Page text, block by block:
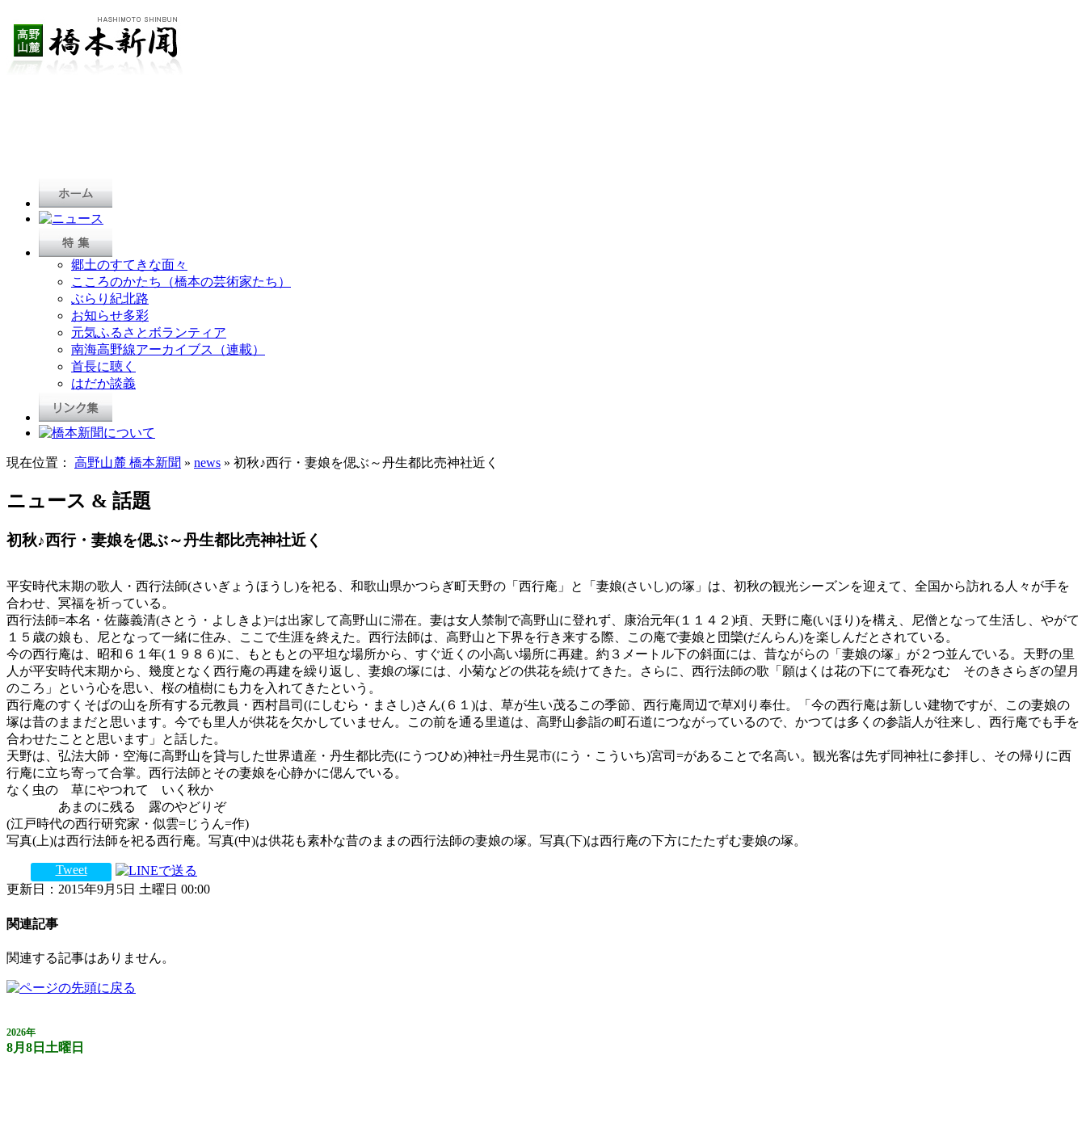
郷土のすてきな面々
こころのかたち（橋本の芸術家たち）
ぶらり紀北路
お知らせ多彩
元気ふるさとボランティア
南海高野線アーカイブス（連載）
首長に聴く
はだか談義
現在位置： 高野山麓 橋本新聞 » news » 初秋♪西行・妻娘を偲ぶ～丹生都比売神社近く
ニュース & 話題
初秋♪西行・妻娘を偲ぶ～丹生都比売神社近く
平安時代末期の歌人・西行法師(さいぎょうほうし)を祀る、和歌山県かつらぎ町天野の「西行庵」と「妻娘(さいし)の塚」は、初秋の観光シーズンを迎えて、全国から訪れる人々が手を
合わせ、冥福を祈っている。
西行法師=本名・佐藤義清(さとう・よしきよ)=は出家して高野山に滞在。妻は女人禁制で高野山に登れず、康治元年(１１４２)頃、天野に庵(いほり)を構え、尼僧となって生活し、やがて
１５歳の娘も、尼となって一緒に住み、ここで生涯を終えた。西行法師は、高野山と下界を行き来する際、この庵で妻娘と団欒(だんらん)を楽しんだとされている。
今の西行庵は、昭和６１年(１９８６)に、もともとの平坦な場所から、すぐ近くの小高い場所に再建。約３メートル下の斜面には、昔ながらの「妻娘の塚」が２つ並んでいる。天野の里
人が平安時代末期から、幾度となく西行庵の再建を繰り返し、妻娘の塚には、小菊などの供花を続けてきた。さらに、西行法師の歌「願はくは花の下にて春死なむ そのきさらぎの望月
のころ」という心を思い、桜の植樹にも力を入れてきたという。
西行庵のすくそばの山を所有する元教員・西村昌司(にしむら・まさし)さん(６１)は、草が生い茂るこの季節、西行庵周辺で草刈り奉仕。「今の西行庵は新しい建物ですが、この妻娘の
塚は昔のままだと思います。今でも里人が供花を欠かしていません。この前を通る里道は、高野山参詣の町石道につながっているので、かつては多くの参詣人が往来し、西行庵でも手を
合わせたことと思います」と話した。
天野は、弘法大師・空海に高野山を貸与した世界遺産・丹生都比売(にうつひめ)神社=丹生晃市(にう・こういち)宮司=があることで名高い。観光客は先ず同神社に参拝し、その帰りに西
行庵に立ち寄って合掌。西行法師とその妻娘を心静かに偲んでいる。
なく虫の 草にやつれて いく秋か
あまのに残る 露のやどりぞ
(江戸時代の西行研究家・似雲=じうん=作)
写真(上)は西行法師を祀る西行庵。写真(中)は供花も素朴な昔のままの西行法師の妻娘の塚。写真(下)は西行庵の下方にたたずむ妻娘の塚。
Tweet
更新日：2015年9月5日 土曜日 00:00
関連記事
関連する記事はありません。
2026年
8月8日土曜日